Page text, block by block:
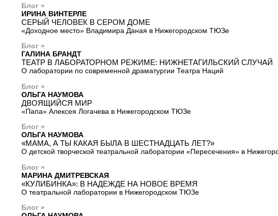
Блог »
ИРИНА ВИНТЕРЛЕ
СЕРЫЙ ЧЕЛОВЕК В СЕРОМ ДОМЕ
«Доходное место» Владимира Даная в Нижегородском ТЮЗе
Блог »
ГАЛИНА БРАНДТ
ТЕАТР В ЛАБОРАТОРНОМ РЕЖИМЕ: НИЖНЕТАГИЛЬСКИЙ СЛУЧАЙ
О лаборатории по современной драматургии Театра Наций
Блог »
ОЛЬГА НАУМОВА
ДВОЯЩИЙСЯ МИР
«Папа» Алексея Логачева в Нижегородском ТЮЗе
Блог »
ОЛЬГА НАУМОВА
«МАМА, А ТЫ КАКАЯ БЫЛА В ШЕСТНАДЦАТЬ ЛЕТ?»
О детской творческой театральной лаборатории «Пересечения» в
Блог »
МАРИНА ДМИТРЕВСКАЯ
«КУЛИБИНКА»: В НАДЕЖДЕ НА НОВОЕ ВРЕМЯ
О театральной лаборатории в Нижегородском ТЮЗе
Блог »